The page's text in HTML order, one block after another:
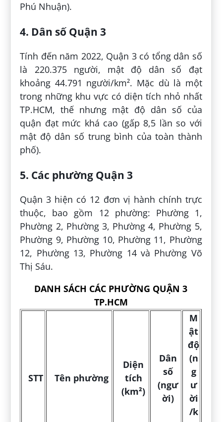
Phú Nhuận).
4. Dân số Quận 3
Tính đến năm 2022, Quận 3 có tổng dân số
là 220.375 người, mật độ dân số đạt
khoảng 44.791 người/km². Mặc dù là một
trong những khu vực có diện tích nhỏ nhất
TP.HCM, thế nhưng mật độ dân số của
quận đạt mức khá cao (gấp 8,5 lần so với
mật độ dân số trung bình của toàn thành
phố).
5. Các phường Quận 3
Quận 3 hiện có 12 đơn vị hành chính trực
thuộc, bao gồm 12 phường: Phường 1,
Phường 2, Phường 3, Phường 4, Phường 5,
Phường 9, Phường 10, Phường 11, Phường
12, Phường 13, Phường 14 và Phường Võ
Thị Sáu.
DANH SÁCH CÁC PHƯỜNG QUẬN 3
TP.HCM
STT Tên phường
Diện
tích
(km²)
Dân
số
(ngư
ời)
M
ật
độ
(n
g
ư
ời
/k